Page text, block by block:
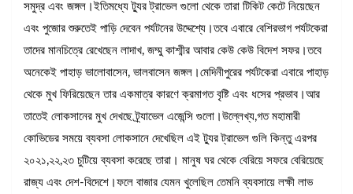
সমুদ্র এবং জঙ্গল।ইতিমধ্যে ট্যুর ট্রাভেল গুলো থেকে তারা টিকিট কেটে নিয়েছেন
এবং পুজোর শুরুতেই পাড়ি দেবেন পর্যটনের উদ্দেশ্যে।তবে এবারে বেশিরভাগ পর্যটকেরা
তাদের মানচিত্রে রেখেছেন লাদাখ, জম্মু কাশ্মীর আবার কেউ কেউ বিদেশ সফর।তবে
অনেকেই পাহাড় ভালোবাসেন, ভালবাসেন জঙ্গল।মেদিনীপুরের পর্যটকেরা এবারে পাহাড়
থেকে মুখ ফিরিয়েছেন তার একমাত্র কারণে ক্রমাগত বৃষ্টি এবং ধসের প্রভাব।আর
তাতেই লোকসানের মুখ দেখছে ট্র্যাভেল এজেন্সি গুলো।উল্লেখ্য,গত মহামারী
কোভিডের সময়ে ব্যবসা লোকসানে দেখেছিল এই ট্যুর ট্রাভেল গুলি কিন্তু এরপর
২০২১,২২,২৩ চুটিয়ে ব্যবসা করেছে তারা। মানুষ ঘর থেকে বেরিয়ে সফরে বেরিয়েছে
রাজ্য এবং দেশ-বিদেশে।ফলে বাজার যেমন খুলেছিল তেমনি ব্যবসায়ে লক্ষী লাভ